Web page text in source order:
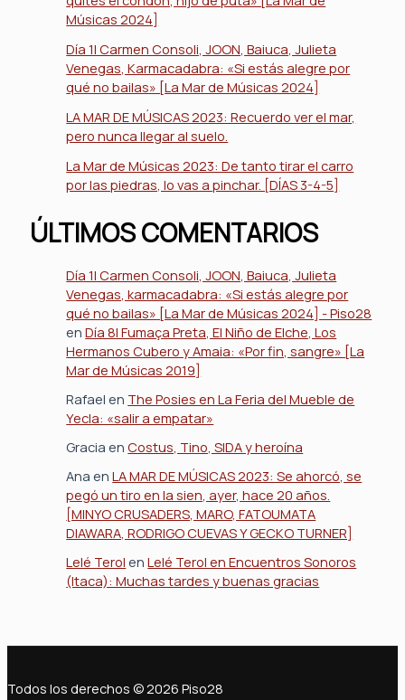
Músicas 2024]
Día 1| Carmen Consoli, JOON, Baiuca, Julieta
Venegas, Karmacadabra: «Si estás alegre por
qué no bailas» [La Mar de Músicas 2024]
LA MAR DE MÚSICAS 2023: Recuerdo ver el mar,
pero nunca llegar al suelo.
La Mar de Músicas 2023: De tanto tirar el carro
por las piedras, lo vas a pinchar. [DÍAS 3-4-5]
ÚLTIMOS COMENTARIOS
Día 1| Carmen Consoli, JOON, Baiuca, Julieta
Venegas, karmacadabra: «Si estás alegre por
qué no bailas» [La Mar de Músicas 2024] - Piso28
enDía 8| Fumaça Preta, El Niño de Elche, Los
Hermanos Cubero y Amaia: «Por fin, sangre» [La
Mar de Músicas 2019]
Rafael en The Posies en La Feria del Mueble de
Yecla: «salir a empatar»
Gracia enCostus, Tino, SIDA y heroína
Ana enLA MAR DE MÚSICAS 2023: Se ahorcó, se
pegó un tiro en la sien, ayer, hace 20 años.
[MINYO CRUSADERS, MARO, FATOUMATA
DIAWARA, RODRIGO CUEVAS Y GECKO TURNER]
Lelé Terol enLelé Terol en Encuentros Sonoros
(Itaca): Muchas tardes y buenas gracias
Todos los derechos © 2026 Piso28